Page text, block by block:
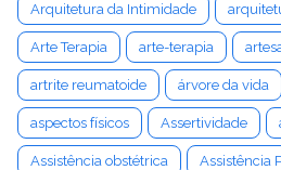
Arquitetura da Intimidade
Arte Terapia arte-terapia
artrite reumatoide árvore da vida
aspectos físicos Assertividade
Assistência obstétrica Assistência